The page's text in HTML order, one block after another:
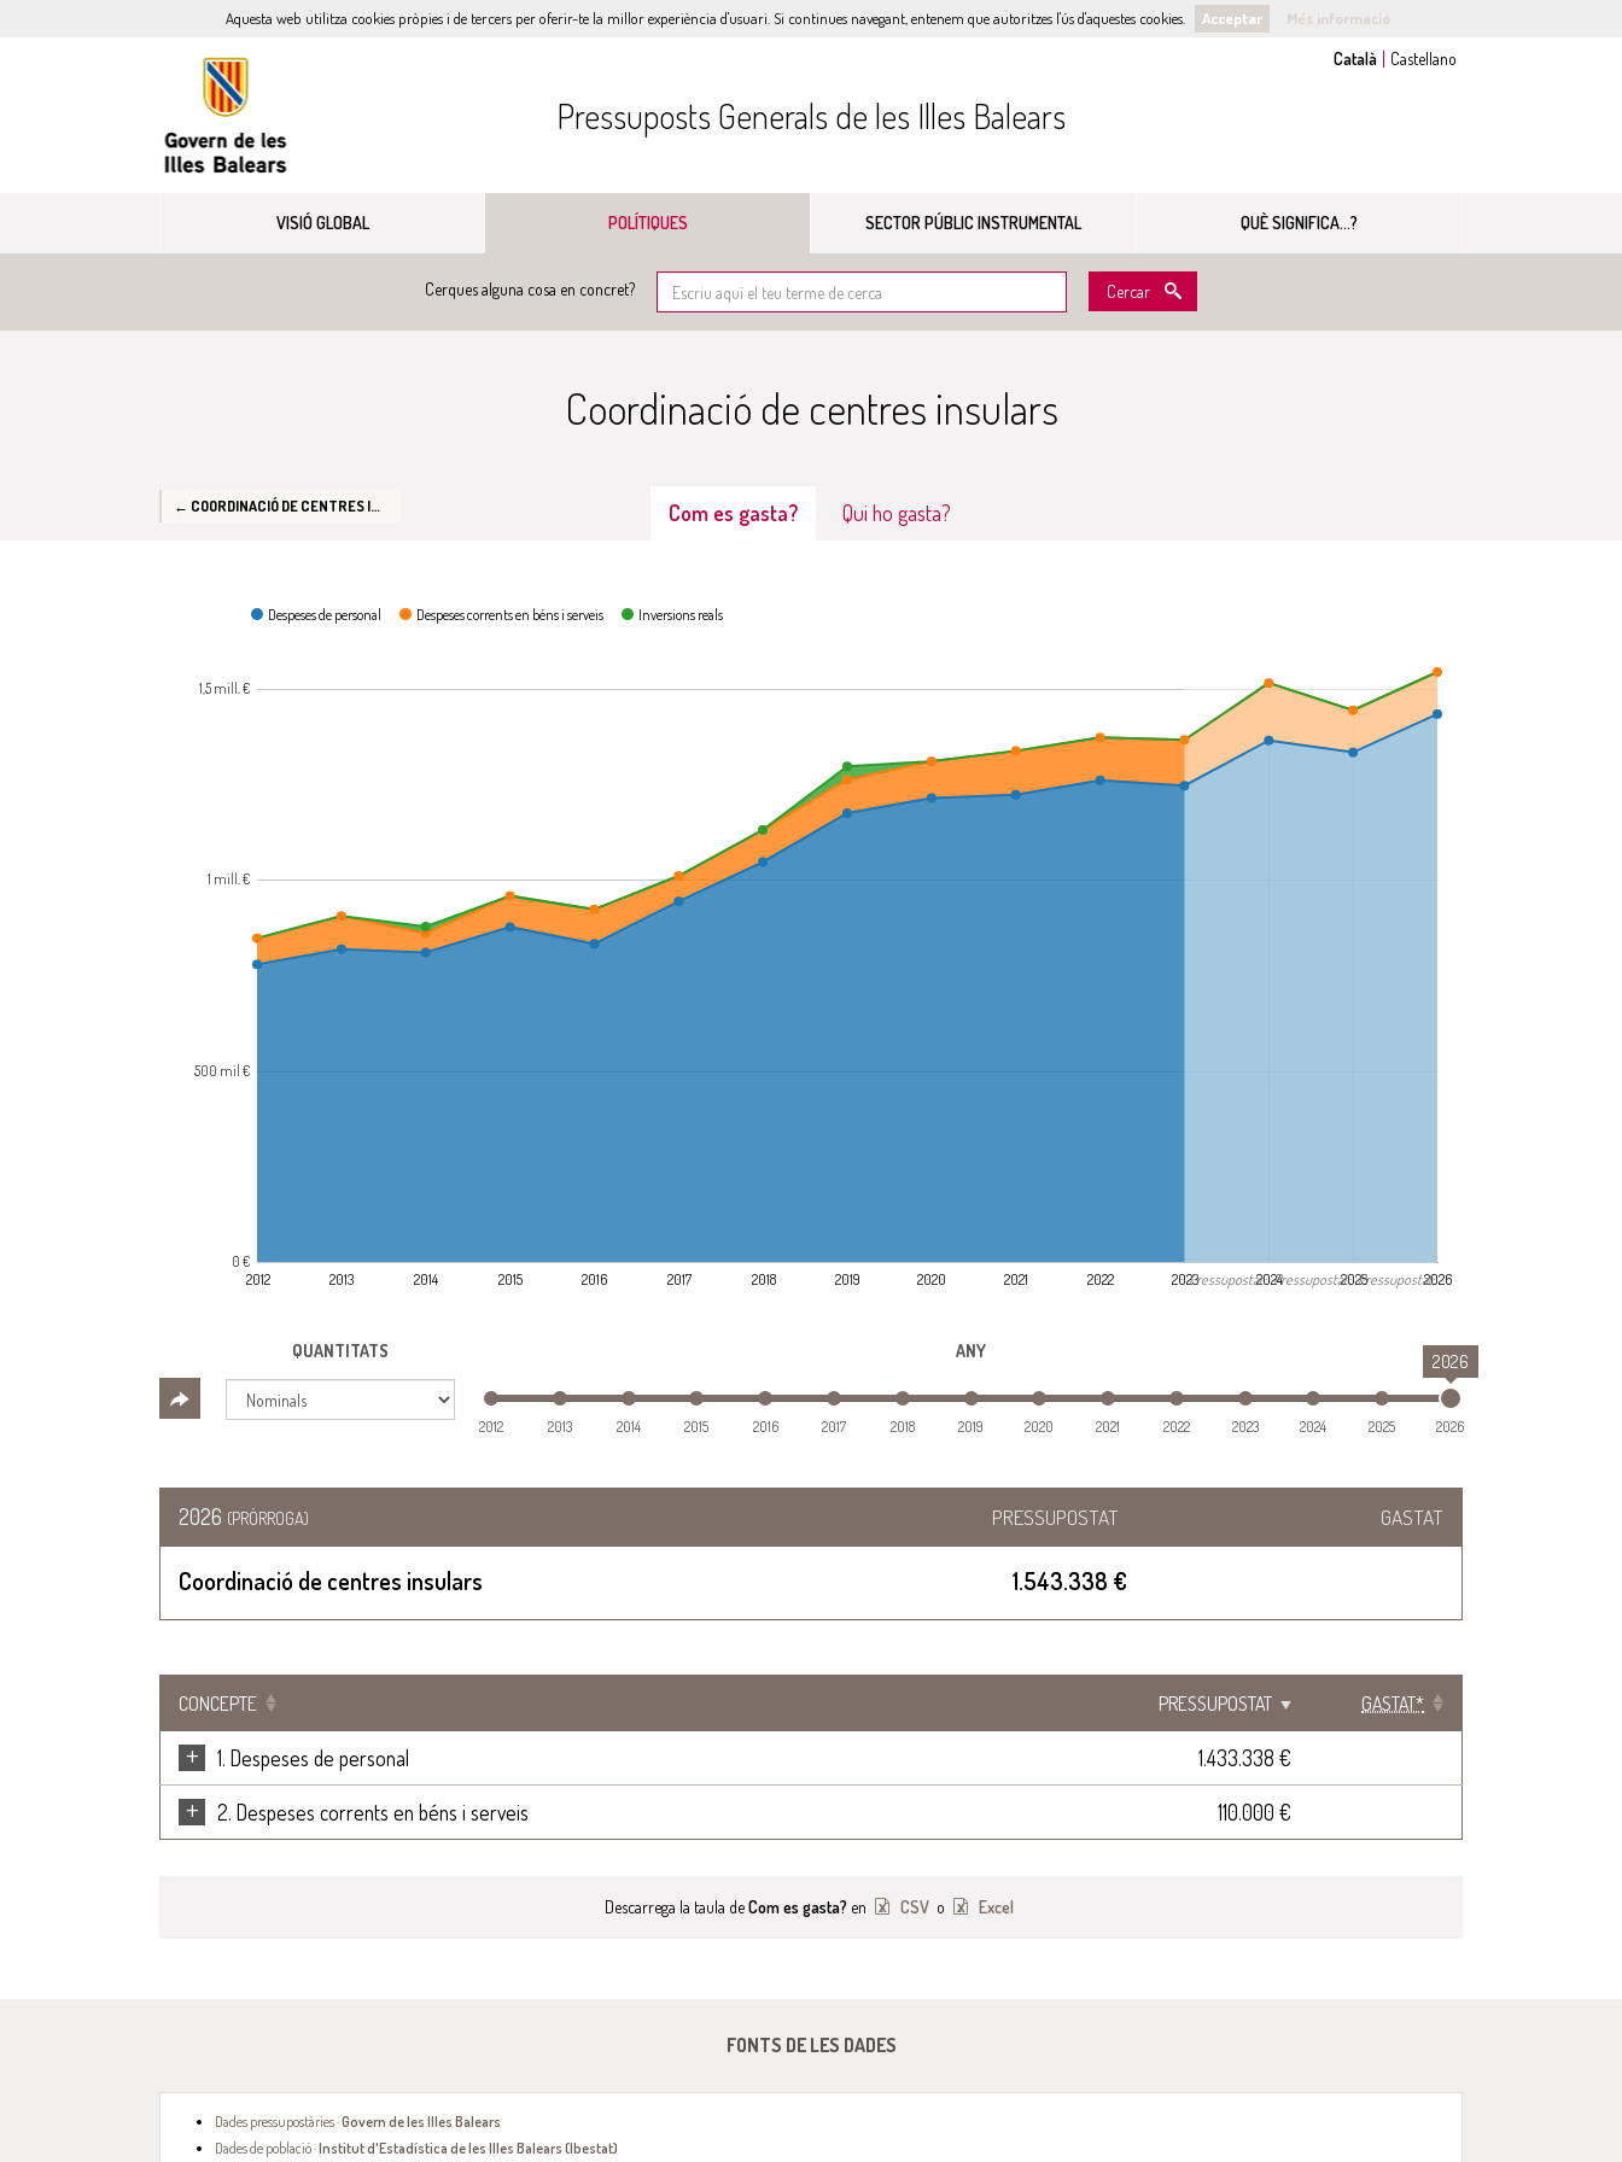
Aquesta web utilitza cookies pròpies i de tercers per oferir-te la millor experiència d'usuari. Si continues navegant, entenem que autoritzes l'ús d'aquestes cookies. Acceptar Més informació
Pressuposts Generals de les Illes Balears
VISIÓ GLOBAL POLÍTIQUES SECTOR PÚBLIC INSTRUMENTAL QUÈ SIGNIFICA...?
Cerques alguna cosa en concret? Cercar
← COORDINACIÓ DE CENTRES INSULARS
Coordinació de centres insulars
Com es gasta? Qui ho gasta?
Despeses de personal Despeses corrents en béns i serveis Inversions reals
2012 2013 2014 2015 2016 2017 2018 2019 2020 2021 2022 2023 2024 2025 2026
0 €
500 mil €
1 mill. €
1,5 mill. €
Pressupostat Pressupostat Pressupostat
QUANTITATS ANY 2026
2012 2013 2014 2015 2016 2017 2018 2019 2020 2021 2022 2023 2024 2025 2026
2026 (PRÒRROGA) PRESSUPOSTAT GASTAT
Coordinació de centres insulars 1.543.338 €
CONCEPTE PRESSUPOSTAT GASTAT*
+ 1. Despeses de personal 1.433.338 €
+ 2. Despeses corrents en béns i serveis 110.000 €
Descarrega la taula deCom es gasta? en CSV o Excel
FONTS DE LES DADES
Dades pressupostàries ·Govern de les Illes Balears
Dades de població ·Institut d'Estadística de les Illes Balears (Ibestat)